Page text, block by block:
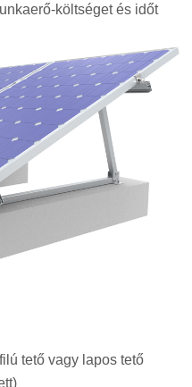
költséget és időt
tető vagy lapos tető